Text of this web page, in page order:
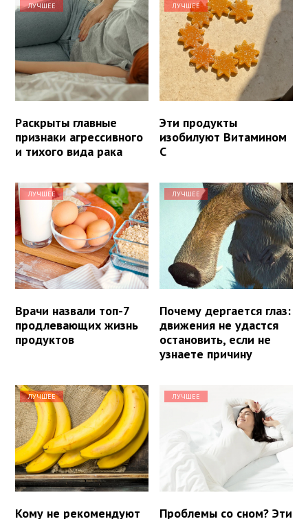
ЛУЧШЕЕ
Раскрыты главные
признаки агрессивного
и тихого вида рака
ЛУЧШЕЕ
Эти продукты
изобилуют Витамином
С
ЛУЧШЕЕ
Врачи назвали топ-7
продлевающих жизнь
продуктов
ЛУЧШЕЕ
Почему дергается глаз:
движения не удастся
остановить, если не
узнаете причину
ЛУЧШЕЕ
Кому не рекомендуют
ЛУЧШЕЕ
Проблемы со сном? Эти